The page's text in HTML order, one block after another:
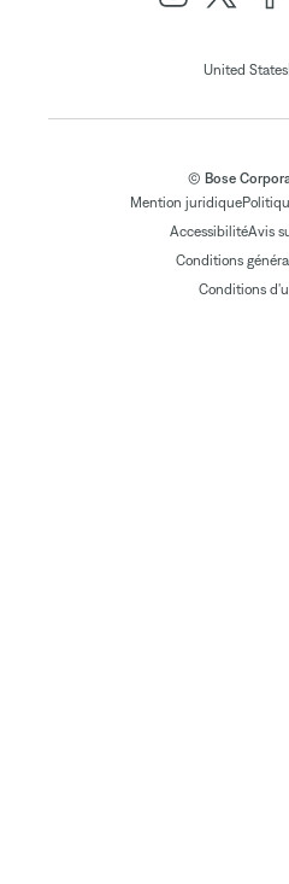
United States|
© Bose
Mention juridique
AccessibilitéAvis
Conditions
Conditions